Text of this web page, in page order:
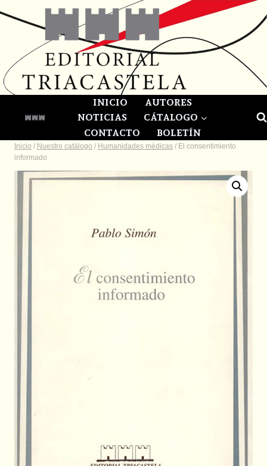
INICIO
AUTORES
NOTICIAS
CÁTALOGO
CONTACTO
BOLETÍN
Inicio / Nuestro catálogo / Humanidades médicas / El consentimiento
informado